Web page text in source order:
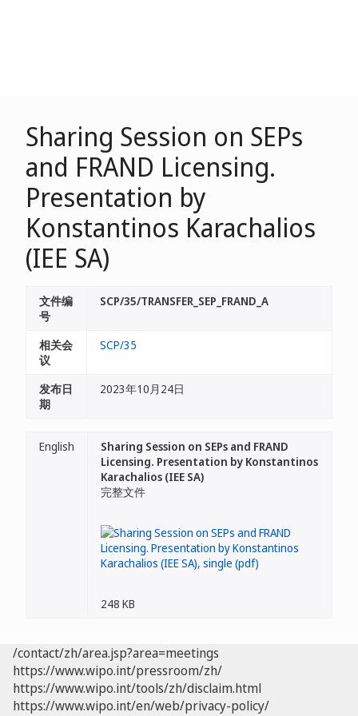
Sharing Session on SEPs
and FRAND Licensing.
Presentation by
Konstantinos Karachalios
(IEE SA)
文件编
号
SCP/35/TRANSFER_SEP_FRAND_A
相关会
议
SCP/35
发布日
期
2023年10月24日
English
Sharing Session on SEPs and FRAND
Licensing. Presentation by Konstantinos
Karachalios (IEE SA)
完整文件
248 KB
/contact/zh/area.jsp?area=meetings
https://www.wipo.int/pressroom/zh/
https://www.wipo.int/tools/zh/disclaim.html
https://www.wipo.int/en/web/privacy-policy/